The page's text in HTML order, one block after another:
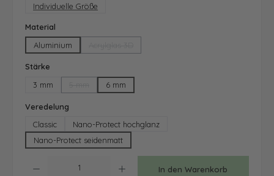
Individuelle Größe
Material
Aluminium
Stärke
3 mm
(Diese Option ist zurzeit nicht verfügbar.)
6 mm
Veredelung
Classic
Nano-Protect hochglanz
Nano-Protect seidenmatt
In den Warenkorb